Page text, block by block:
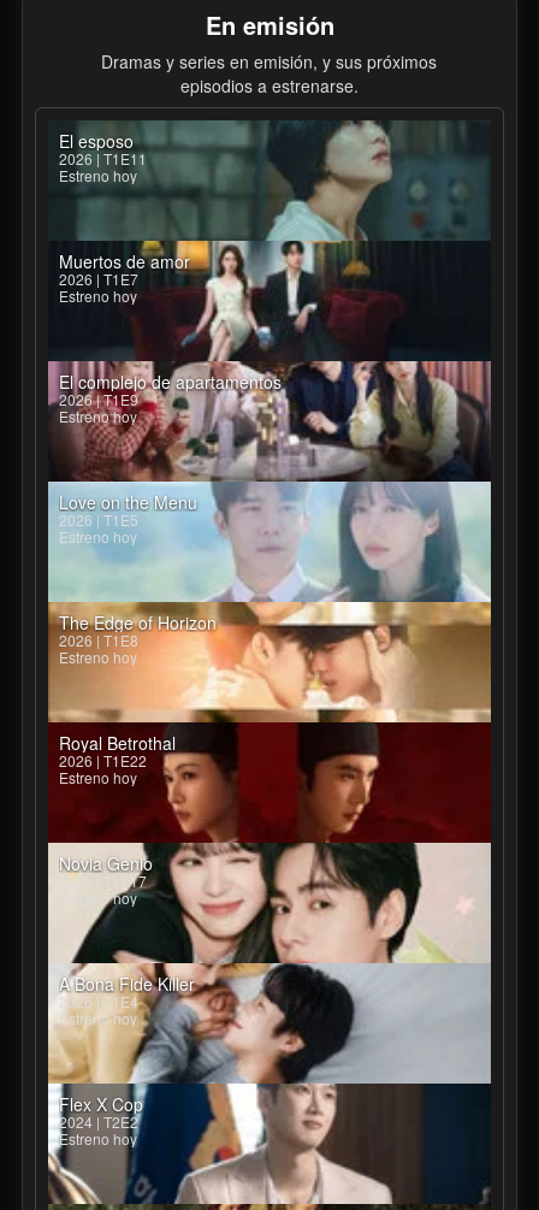
En emisión
Dramas y series en emisión, y sus próximos
episodios a estrenarse.
El esposo
2026 | T1E11
Estreno hoy
Muertos de amor
2026 | T1E7
Estreno hoy
El complejo de apartamentos
2026 | T1E9
Estreno hoy
Love on the Menu
2026 | T1E5
Estreno hoy
The Edge of Horizon
2026 | T1E8
Estreno hoy
Royal Betrothal
2026 | T1E22
Estreno hoy
Novia Genio
2026 | T1E17
Estreno hoy
A Bona Fide Killer
2026 | T1E4
Estreno hoy
Flex X Cop
2024 | T2E2
Estreno hoy